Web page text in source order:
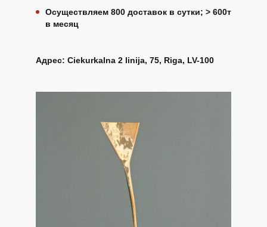
Осуществляем 800 доставок в сутки; > 600т
в месяц
Адрес: Ciekurkalna 2 linija, 75, Riga, LV-100